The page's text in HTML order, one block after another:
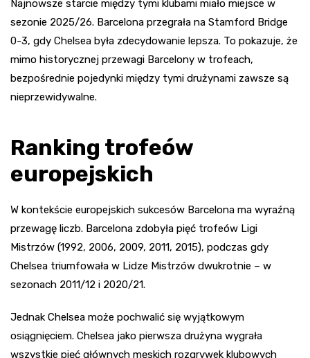
Najnowsze starcie między tymi klubami miało miejsce w
sezonie 2025/26. Barcelona przegrała na Stamford Bridge
0-3, gdy Chelsea była zdecydowanie lepsza. To pokazuje, że
mimo historycznej przewagi Barcelony w trofeach,
bezpośrednie pojedynki między tymi drużynami zawsze są
nieprzewidywalne.
Ranking trofeów
europejskich
W kontekście europejskich sukcesów Barcelona ma wyraźną
przewagę liczb. Barcelona zdobyła pięć trofeów Ligi
Mistrzów (1992, 2006, 2009, 2011, 2015), podczas gdy
Chelsea triumfowała w Lidze Mistrzów dwukrotnie – w
sezonach 2011/12 i 2020/21.
Jednak Chelsea może pochwalić się wyjątkowym
osiągnięciem. Chelsea jako pierwsza drużyna wygrała
wszystkie pięć głównych męskich rozgrywek klubowych